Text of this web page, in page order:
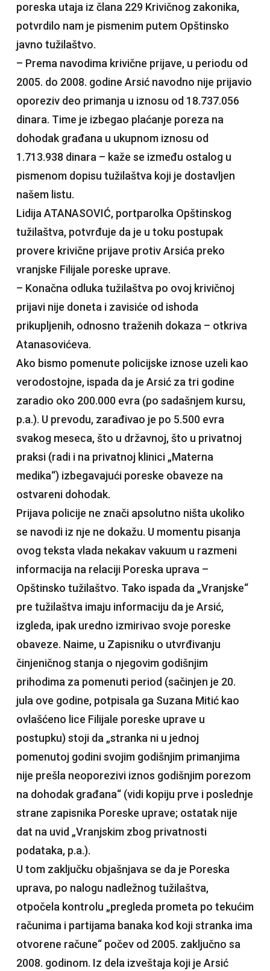
poreska utaja iz člana 229 Krivičnog zakonika,
potvrdilo nam je pismenim putem Opštinsko
javno tužilaštvo.
– Prema navodima krivične prijave, u periodu od
2005. do 2008. godine Arsić navodno nije prijavio
oporeziv deo primanja u iznosu od 18.737.056
dinara. Time je izbegao plaćanje poreza na
dohodak građana u ukupnom iznosu od
1.713.938 dinara – kaže se između ostalog u
pismenom dopisu tužilaštva koji je dostavljen
našem listu.
Lidija ATANASOVIĆ, portparolka Opštinskog
tužilaštva, potvrđuje da je u toku postupak
provere krivične prijave protiv Arsića preko
vranjske Filijale poreske uprave.
– Konačna odluka tužilaštva po ovoj krivičnoj
prijavi nije doneta i zavisiće od ishoda
prikupljenih, odnosno traženih dokaza – otkriva
Atanasovićeva.
Ako bismo pomenute policijske iznose uzeli kao
verodostojne, ispada da je Arsić za tri godine
zaradio oko 200.000 evra (po sadašnjem kursu,
p.a.). U prevodu, zarađivao je po 5.500 evra
svakog meseca, što u državnoj, što u privatnoj
praksi (radi i na privatnoj klinici „Materna
medika“) izbegavajući poreske obaveze na
ostvareni dohodak.
Prijava policije ne znači apsolutno ništa ukoliko
se navodi iz nje ne dokažu. U momentu pisanja
ovog teksta vlada nekakav vakuum u razmeni
informacija na relaciji Poreska uprava –
Opštinsko tužilaštvo. Tako ispada da „Vranjske“
pre tužilaštva imaju informaciju da je Arsić,
izgleda, ipak uredno izmirivao svoje poreske
obaveze. Naime, u Zapisniku o utvrđivanju
činjeničnog stanja o njegovim godišnjim
prihodima za pomenuti period (sačinjen je 20.
jula ove godine, potpisala ga Suzana Mitić kao
ovlašćeno lice Filijale poreske uprave u
postupku) stoji da „stranka ni u jednoj
pomenutoj godini svojim godišnjim primanjima
nije prešla neoporezivi iznos godišnjim porezom
na dohodak građana“ (vidi kopiju prve i poslednje
strane zapisnika Poreske uprave; ostatak nije
dat na uvid „Vranjskim zbog privatnosti
podataka, p.a.).
U tom zaključku objašnjava se da je Poreska
uprava, po nalogu nadležnog tužilaštva,
otpočela kontrolu „pregleda prometa po tekućim
računima i partijama banaka kod koji stranka ima
otvorene račune“ počev od 2005. zaključno sa
2008. godinom. Iz dela izveštaja koji je Arsić